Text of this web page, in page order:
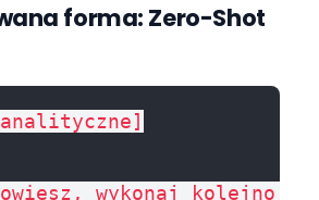
forma: Zero-Shot
wykonaj kolejno: